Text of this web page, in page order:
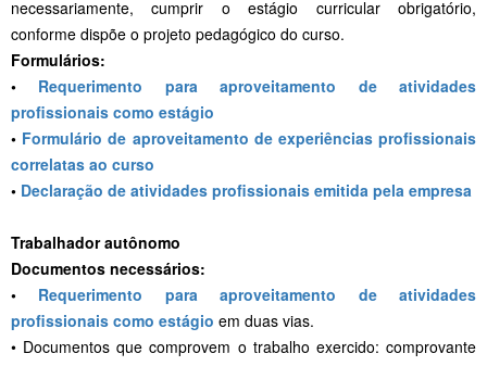
necessariamente, cumprir o estágio curricular obrigatório,
conforme dispõe o projeto pedagógico do curso.
Formulários:
• Requerimento para aproveitamento de atividades
profissionais como estágio
• Formulário de aproveitamento de experiências profissionais
correlatas ao curso
• Declaração de atividades profissionais emitida pela empresa
Trabalhador autônomo
Documentos necessários:
• Requerimento para aproveitamento de atividades
profissionais como estágio em duas vias.
• Documentos que comprovem o trabalho exercido: comprovante